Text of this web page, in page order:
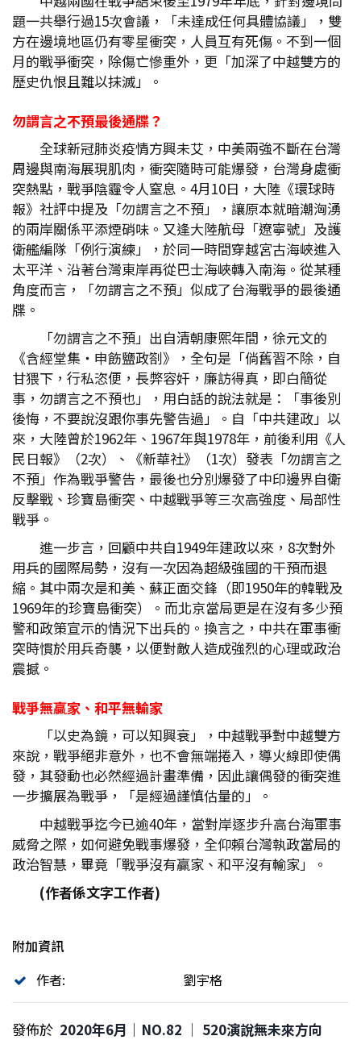
題一共舉行過15次會議，「未達成任何具體協議」，雙
方在邊境地區仍有零星衝突，人員互有死傷。不到一個
月的戰爭衝突，除傷亡慘重外，更「加深了中越雙方的
歷史仇恨且難以抹滅」。
勿謂言之不預最後通牒？
全球新冠肺炎疫情方興未艾，中美兩強不斷在台灣
周邊與南海展現肌肉，衝突隨時可能爆發，台灣身處衝
突熱點，戰爭陰霾令人窒息。4月10日，大陸《環球時
報》社評中提及「勿謂言之不預」，讓原本就暗潮洶湧
的兩岸關係平添煙硝味。又逢大陸航母「遼寧號」及護
衛艦編隊「例行演練」，於同一時間穿越宮古海峽進入
太平洋、沿著台灣東岸再從巴士海峽轉入南海。從某種
角度而言，「勿謂言之不預」似成了台海戰爭的最後通
牒。
「勿謂言之不預」出自清朝康熙年間，徐元文的
《含經堂集‧申飭鹽政劄》，全句是「倘舊習不除，自
甘猥下，行私恣便，長弊容奸，廉訪得真，即白簡從
事，勿謂言之不預也」，用白話的說法就是：「事後別
後悔，不要說沒跟你事先警告過」。自「中共建政」以
來，大陸曾於1962年、1967年與1978年，前後利用《人
民日報》（2次）、《新華社》（1次）發表「勿謂言之
不預」作為戰爭警告，最後也分別爆發了中印邊界自衛
反擊戰、珍寶島衝突、中越戰爭等三次高強度、局部性
戰爭。
進一步言，回顧中共自1949年建政以來，8次對外
用兵的國際局勢，沒有一次因為超級強國的干預而退
縮。其中兩次是和美、蘇正面交鋒（即1950年的韓戰及
1969年的珍寶島衝突）。而北京當局更是在沒有多少預
警和政策宣示的情況下出兵的。換言之，中共在軍事衝
突時慣於用兵奇襲，以便對敵人造成強烈的心理或政治
震撼。
戰爭無贏家、和平無輸家
「以史為鏡，可以知興衰」，中越戰爭對中越雙方
來說，戰爭絕非意外，也不會無端捲入，導火線即使偶
發，其發動也必然經過計畫準備，因此讓偶發的衝突進
一步擴展為戰爭，「是經過謹慎估量的」。
中越戰爭迄今已逾40年，當對岸逐步升高台海軍事
威脅之際，如何避免戰事爆發，全仰賴台灣執政當局的
政治智慧，畢竟「戰爭沒有贏家、和平沒有輸家」。
(作者係文字工作者)
附加資訊
作者:
劉宇格
發佈於 2020年6月｜NO.82 │ 520演說無未來方向